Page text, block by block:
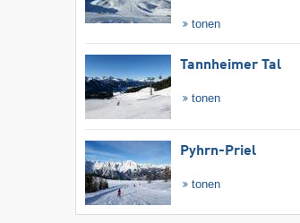
tonen
Tannheimer Tal
tonen
Pyhrn-Priel
tonen